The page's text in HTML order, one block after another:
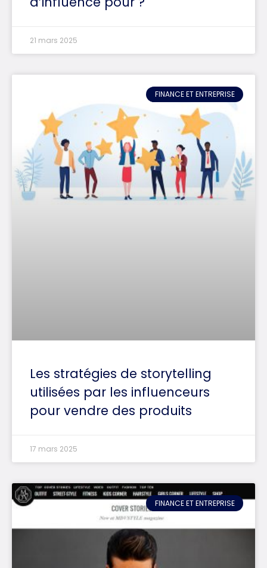
21 mars 2025
FINANCE ET ENTREPRISE
Les stratégies de storytelling
utilisées par les influenceurs
pour vendre des produits
17 mars 2025
FINANCE ET ENTREPRISE